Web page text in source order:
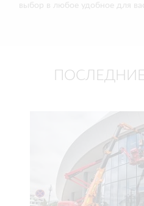
выбор в любое удобное для